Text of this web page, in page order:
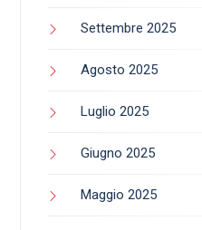
Settembre 2025
Agosto 2025
Luglio 2025
Giugno 2025
Maggio 2025